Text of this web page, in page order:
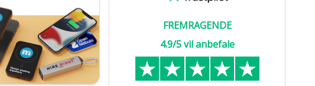
FREMRAGENDE
4.9/5 vil anbefale